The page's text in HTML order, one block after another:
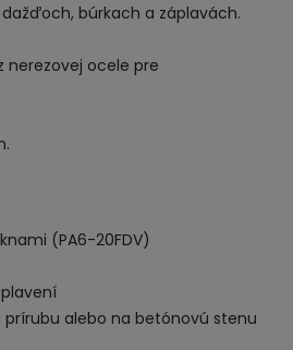
dažďoch, búrkach a záplavách.
nerezovej ocele pre
.
(PA6-20FDV)
prírubu alebo na betónovú stenu